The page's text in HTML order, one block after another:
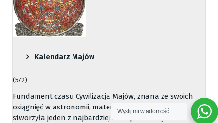
Kalendarz Majów
(572)
Fundament czasu Cywilizacja Majów, znana ze swoich
osiągnięć w astronomii, matematyce i architekturze,
stworzyła jeden z najbardziej skomplikowanych i
Wyślij mi wiadomość